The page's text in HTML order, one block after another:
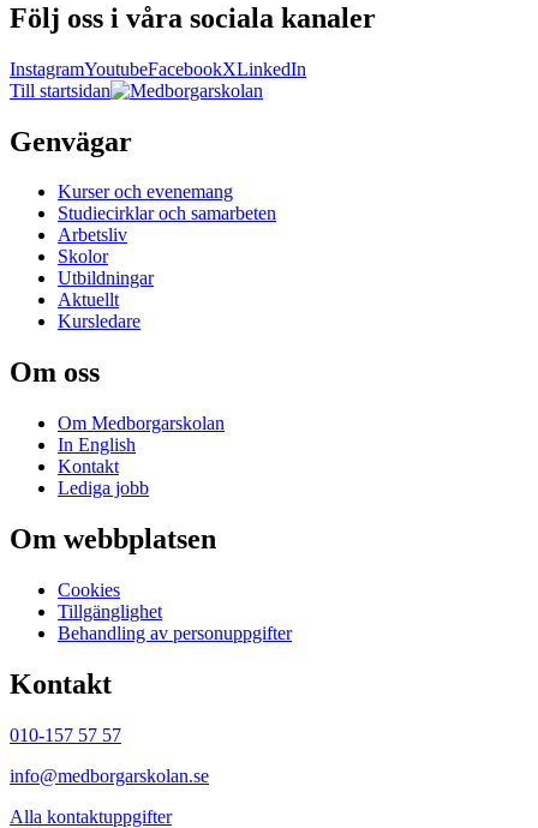
Följ oss i våra sociala kanaler
InstagramYoutubeFacebookXLinkedIn
Till startsidan
Genvägar
Kurser och evenemang
Studiecirklar och samarbeten
Arbetsliv
Skolor
Utbildningar
Aktuellt
Kursledare
Om oss
Om Medborgarskolan
In English
Kontakt
Lediga jobb
Om webbplatsen
Cookies
Tillgänglighet
Behandling av personuppgifter
Kontakt
010-157 57 57
info@medborgarskolan.se
Alla kontaktuppgifter